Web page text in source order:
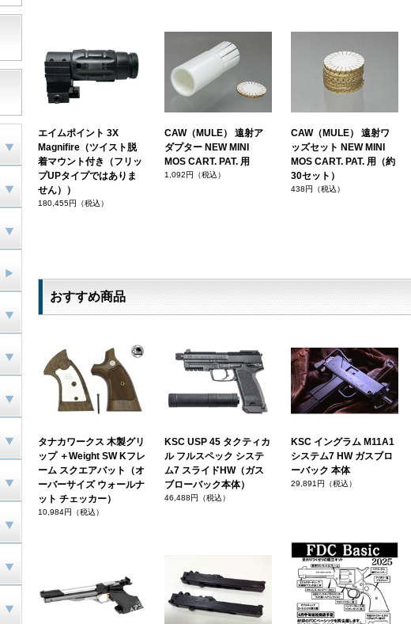
エイムポイント 3X
Magnifire（ツイスト脱
着マウント付き（フリッ
プUPタイプではありま
せん））
180,455円（税込）
CAW（MULE） 遠射ア
ダプター NEW MINI
MOS CART. PAT. 用
1,092円（税込）
CAW（MULE） 遠射ワ
ッズセット NEW MINI
MOS CART. PAT. 用（約
30セット）
438円（税込）
おすすめ商品
タナカワークス 木製グリ
ップ ＋Weight SW Kフレ
ーム スクエアバット（オ
ーバーサイズ ウォールナ
ット チェッカー）
10,984円（税込）
KSC USP 45 タクティカ
ル フルスペック システ
ム7 スライドHW（ガス
ブローバック本体）
46,488円（税込）
KSC イングラム M11A1
システム7 HW ガスブロ
ーバック 本体
29,891円（税込）